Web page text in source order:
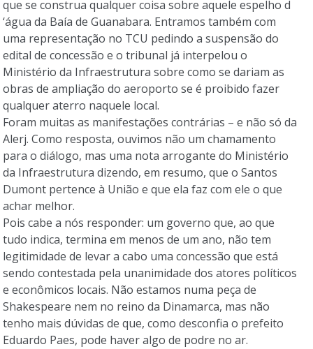
que se construa qualquer coisa sobre aquele espelho d
‘água da Baía de Guanabara. Entramos também com
uma representação no TCU pedindo a suspensão do
edital de concessão e o tribunal já interpelou o
Ministério da Infraestrutura sobre como se dariam as
obras de ampliação do aeroporto se é proibido fazer
qualquer aterro naquele local.
Foram muitas as manifestações contrárias – e não só da
Alerj. Como resposta, ouvimos não um chamamento
para o diálogo, mas uma nota arrogante do Ministério
da Infraestrutura dizendo, em resumo, que o Santos
Dumont pertence à União e que ela faz com ele o que
achar melhor.
Pois cabe a nós responder: um governo que, ao que
tudo indica, termina em menos de um ano, não tem
legitimidade de levar a cabo uma concessão que está
sendo contestada pela unanimidade dos atores políticos
e econômicos locais. Não estamos numa peça de
Shakespeare nem no reino da Dinamarca, mas não
tenho mais dúvidas de que, como desconfia o prefeito
Eduardo Paes, pode haver algo de podre no ar.